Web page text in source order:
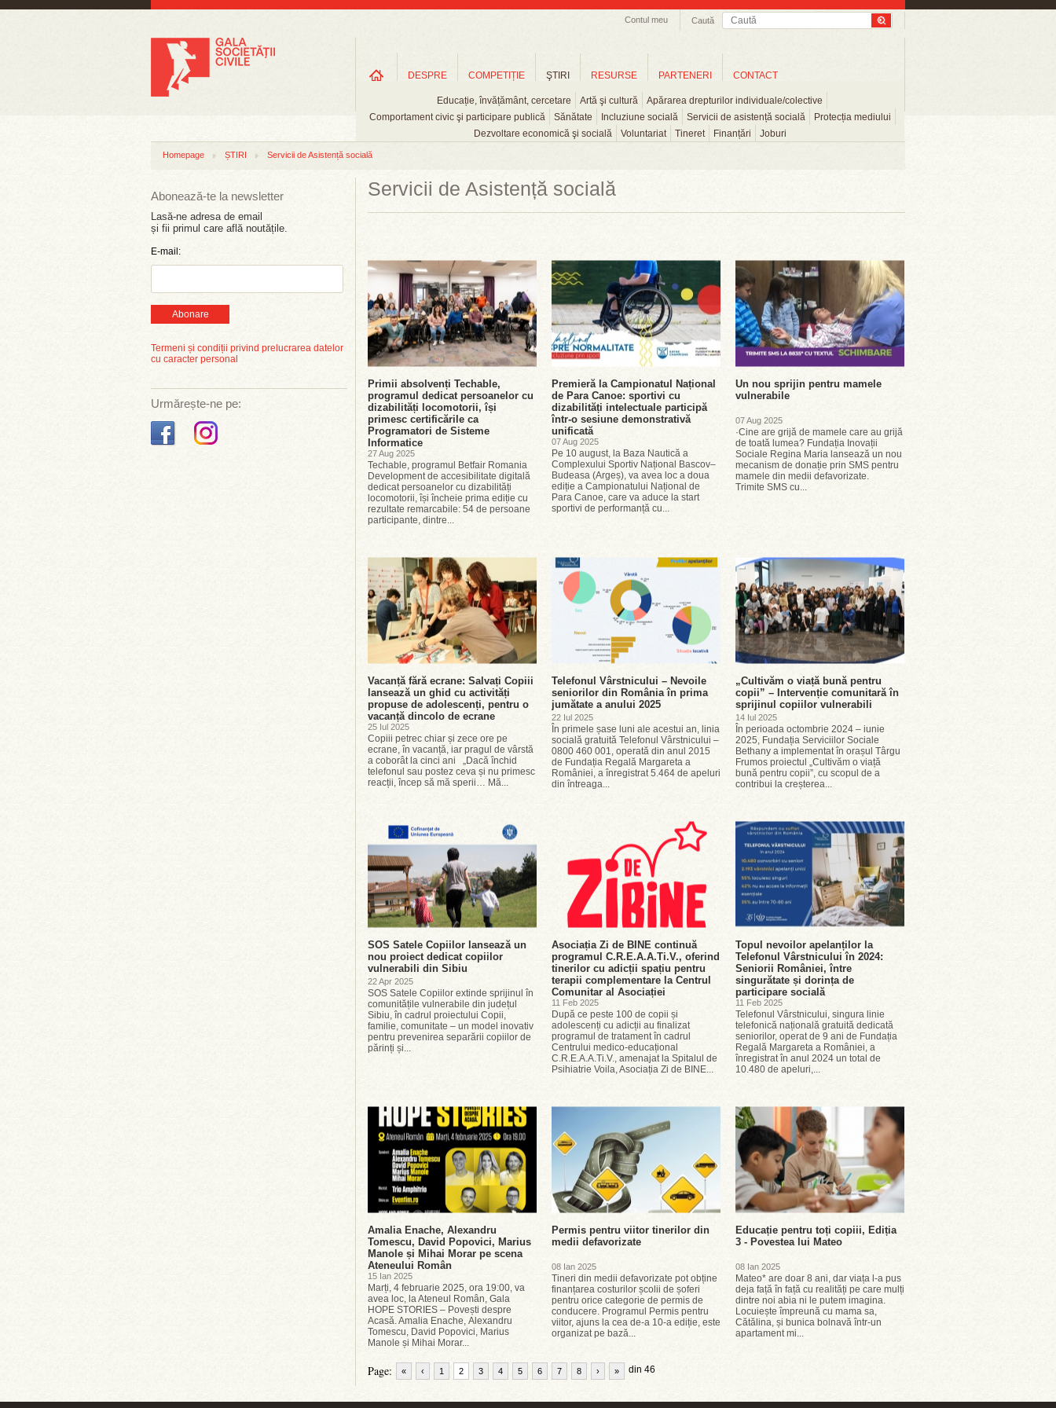
Caută
Contul meu
DESPRE COMPETIȚIE ŞTIRI
Educație, învățământ, cercetare Artă şi cultură
Apărarea drepturilor individuale/colective
Comportament civic şi participare publică
Sănătate Incluziune socială Servicii de asistență socială
Protecția mediului
Dezvoltare economică şi socială
Voluntariat Tineret Finanțări Joburi
RESURSE PARTENERI CONTACT
Homepage ȘTIRI Servicii de Asistență socială
Abonează-te la newsletter
Lasă-ne adresa de email
și fii primul care află noutățile.
E-mail:
Abonare
Termeni și condiții privind prelucrarea datelor
cu caracter personal
Urmărește-ne pe:
Servicii de Asistență socială
Primii absolvenți Techable,
programul dedicat persoanelor cu
dizabilități locomotorii, își
primesc certificările ca
Programatori de Sisteme
Informatice
27 Aug 2025
Techable, programul Betfair Romania
Development de accesibilitate digitală
dedicat persoanelor cu dizabilități
locomotorii, își încheie prima ediție cu
rezultate remarcabile: 54 de persoane
participante, dintre...
Premieră la Campionatul Național
de Para Canoe: sportivi cu
dizabilități intelectuale participă
într-o sesiune demonstrativă
unificată
07 Aug 2025
Pe 10 august, la Baza Nautică a
Complexului Sportiv Național Bascov–
Budeasa (Argeș), va avea loc a doua
ediție a Campionatului Național de
Para Canoe, care va aduce la start
sportivi de performanță cu...
Un nou sprijin pentru mamele
vulnerabile
07 Aug 2025
·Cine are grijă de mamele care au grijă
de toată lumea? Fundația Inovații
Sociale Regina Maria lansează un nou
mecanism de donație prin SMS pentru
mamele din medii defavorizate.
Trimite SMS cu...
Vacanță fără ecrane: Salvați Copiii
lansează un ghid cu activități
propuse de adolescenți, pentru o
vacanță dincolo de ecrane
25 Iul 2025
Copiii petrec chiar și zece ore pe
ecrane, în vacanță, iar pragul de vârstă
a coborât la cinci ani „Dacă închid
telefonul sau postez ceva și nu primesc
reacții, încep să mă sperii… Mă...
Telefonul Vârstnicului – Nevoile
seniorilor din România în prima
jumătate a anului 2025
22 Iul 2025
În primele șase luni ale acestui an, linia
socială gratuită Telefonul Vârstnicului –
0800 460 001, operată din anul 2015
de Fundația Regală Margareta a
României, a înregistrat 5.464 de apeluri
din întreaga...
„Cultivăm o viață bună pentru
copii” – Intervenție comunitară în
sprijinul copiilor vulnerabili
14 Iul 2025
În perioada octombrie 2024 – iunie
2025, Fundația Serviciilor Sociale
Bethany a implementat în orașul Târgu
Frumos proiectul „Cultivăm o viață
bună pentru copii”, cu scopul de a
contribui la creșterea...
SOS Satele Copiilor lansează un
nou proiect dedicat copiilor
vulnerabili din Sibiu
22 Apr 2025
SOS Satele Copiilor extinde sprijinul în
comunitățile vulnerabile din județul
Sibiu, în cadrul proiectului Copii,
familie, comunitate – un model inovativ
pentru prevenirea separării copiilor de
părinți și...
Asociația Zi de BINE continuă
programul C.R.E.A.A.Ti.V., oferind
tinerilor cu adicții spațiu pentru
terapii complementare la Centrul
Comunitar al Asociației
11 Feb 2025
După ce peste 100 de copii și
adolescenți cu adicții au finalizat
programul de tratament în cadrul
Centrului medico-educațional
C.R.E.A.A.Ti.V., amenajat la Spitalul de
Psihiatrie Voila, Asociația Zi de BINE...
Topul nevoilor apelanților la
Telefonul Vârstnicului în 2024:
Seniorii României, între
singurătate și dorința de
participare socială
11 Feb 2025
Telefonul Vârstnicului, singura linie
telefonică națională gratuită dedicată
seniorilor, operat de 9 ani de Fundația
Regală Margareta a României, a
înregistrat în anul 2024 un total de
10.480 de apeluri,...
Amalia Enache, Alexandru
Tomescu, David Popovici, Marius
Manole și Mihai Morar pe scena
Ateneului Român
15 Ian 2025
Marți, 4 februarie 2025, ora 19:00, va
avea loc, la Ateneul Român, Gala
HOPE STORIES – Povești despre
Acasă. Amalia Enache, Alexandru
Tomescu, David Popovici, Marius
Manole și Mihai Morar...
Permis pentru viitor tinerilor din
medii defavorizate
08 Ian 2025
Tineri din medii defavorizate pot obține
finanțarea costurilor școlii de șoferi
pentru orice categorie de permis de
conducere. Programul Permis pentru
viitor, ajuns la cea de-a 10-a ediție, este
organizat pe bază...
Educație pentru toți copiii, Ediția
3 - Povestea lui Mateo
08 Ian 2025
Mateo* are doar 8 ani, dar viața l-a pus
deja față în față cu realități pe care mulți
dintre noi abia ni le putem imagina.
Locuiește împreună cu mama sa,
Cătălina, și bunica bolnavă într-un
apartament mi...
Page: « ‹ 1 2 3 4 5 6 7 8 din 46
› »